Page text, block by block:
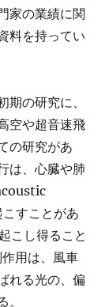
家の業績に関
料を持ってい
の研究に、
空や超音速飛
の研究があ
は、心臓や肺
すことがあ
こし得ること
用は、風車
れる光の、偏